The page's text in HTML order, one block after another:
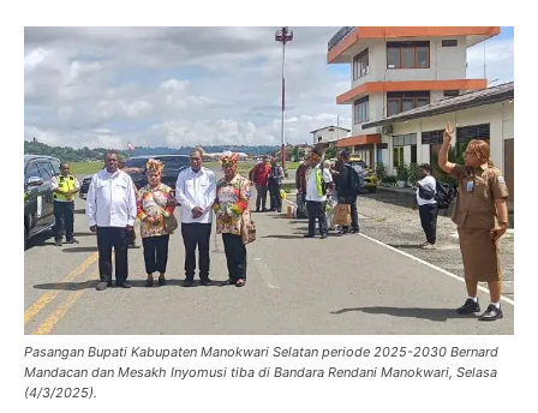
Pasangan Bupati Kabupaten Manokwari Selatan periode 2025-2030 Bernard
Mandacan dan Mesakh Inyomusi tiba di Bandara Rendani Manokwari, Selasa
(4/3/2025).